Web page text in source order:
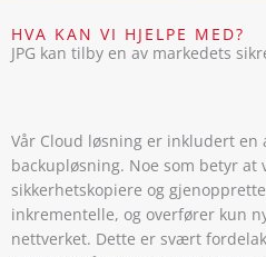
HVA KAN VI HJELPE MED?
JPG kan tilby en av markedets
Vår Cloud løsning er inkludert
backupløsning. Noe som betyr at
sikkerhetskopiere og
inkrementelle, og overfører kun
nettverket. Dette er svært